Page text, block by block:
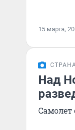
15 марта,
Над
Самолет